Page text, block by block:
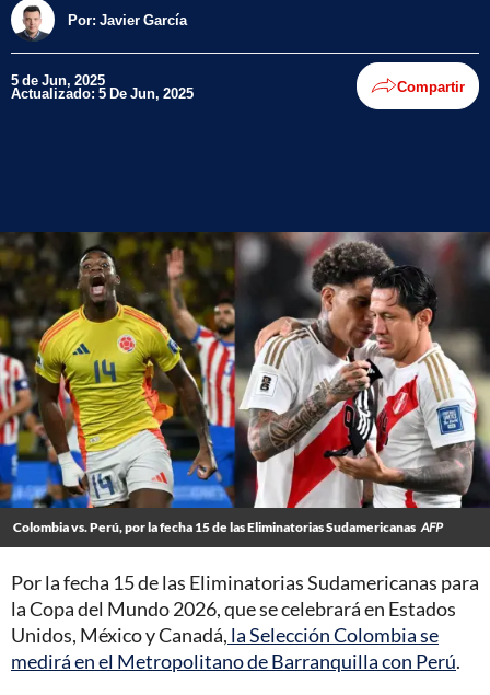
Por: Javier García
5 de Jun, 2025
Actualizado: 5 De Jun, 2025 Compartir
Colombia vs. Perú, por la fecha 15 de las Eliminatorias Sudamericanas AFP
Por la fecha 15 de las Eliminatorias Sudamericanas para
la Copa del Mundo 2026, que se celebrará en Estados
Unidos, México y Canadá, la Selección Colombia se
medirá en el Metropolitano de Barranquilla con Perú.